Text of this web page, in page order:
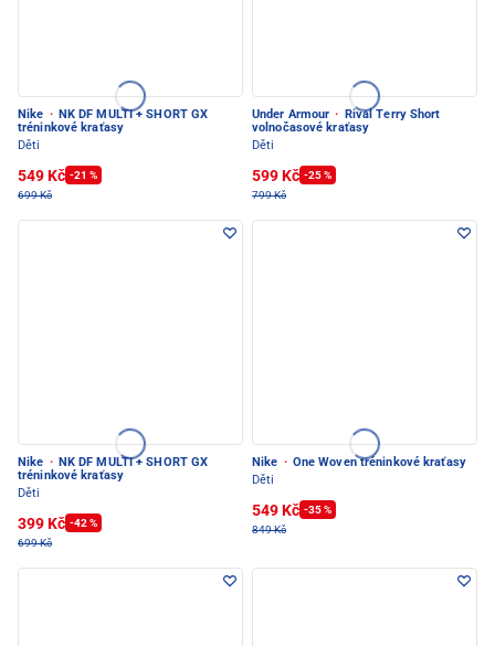
Nike · NK DF MULTI + SHORT GX
tréninkové kraťasy
Děti
549 Kč -21 %
699 Kč
Under Armour ·
Rival Terry Short
volnočasové kraťasy
Děti
599 Kč -25 %
799 Kč
Nike · NK DF MULTI + SHORT GX
tréninkové kraťasy
Děti
399 Kč -42 %
699 Kč
Nike · One Woven tréninkové kraťasy
Děti
549 Kč -35 %
849 Kč